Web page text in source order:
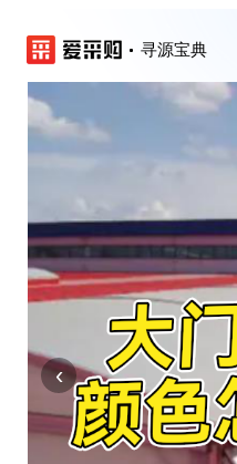
寻源宝典
‹